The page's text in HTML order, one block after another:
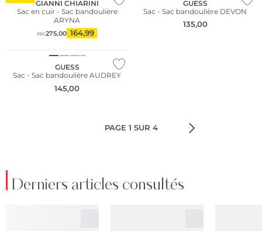
GIANNI CHIARINI
Sac en cuir - Sac bandoulière
ARYNA
PPC275,00 164,99
GUESS
Sac - Sac bandoulière DEVON
135,00
GUESS
Sac - Sac bandoulière AUDREY
145,00
PAGE 1 SUR 4
Derniers articles consultés